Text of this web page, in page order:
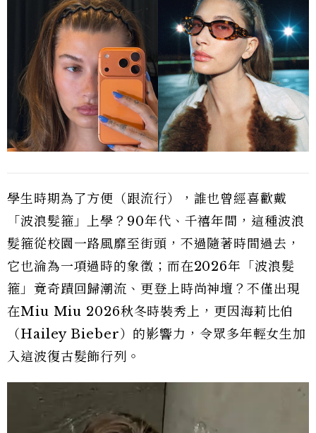
學生時期為了方便（跟流行），誰也曾經喜歡戴
「波浪髮箍」上學？90年代、千禧年間，這種波浪
髮箍從校園一路風靡至街頭，不過隨著時間過去，
它也淪為一項過時的象徵；而在2026年「波浪髮
箍」竟奇蹟回歸潮流、更登上時尚神壇？不僅出現
在Miu Miu 2026秋冬時裝秀上，更因海莉比伯
（Hailey Bieber）的影響力，令眾多年輕女生加
入這波復古髮飾行列。